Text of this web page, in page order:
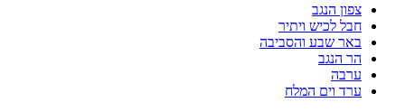
צפון הנגב
חבל לכיש ויתיר
באר שבע והסביבה
הר הנגב
ערבה
ערד וים המלח